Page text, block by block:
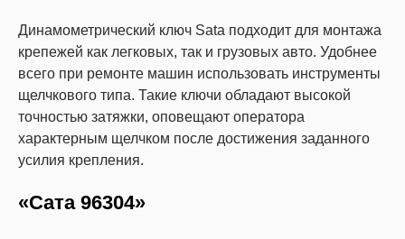
Динамометрический ключ Sata подходит для монтажа
крепежей как легковых, так и грузовых авто. Удобнее
всего при ремонте машин использовать инструменты
щелчкового типа. Такие ключи обладают высокой
точностью затяжки, оповещают оператора
характерным щелчком после достижения заданного
усилия крепления.
«Сата 96304»